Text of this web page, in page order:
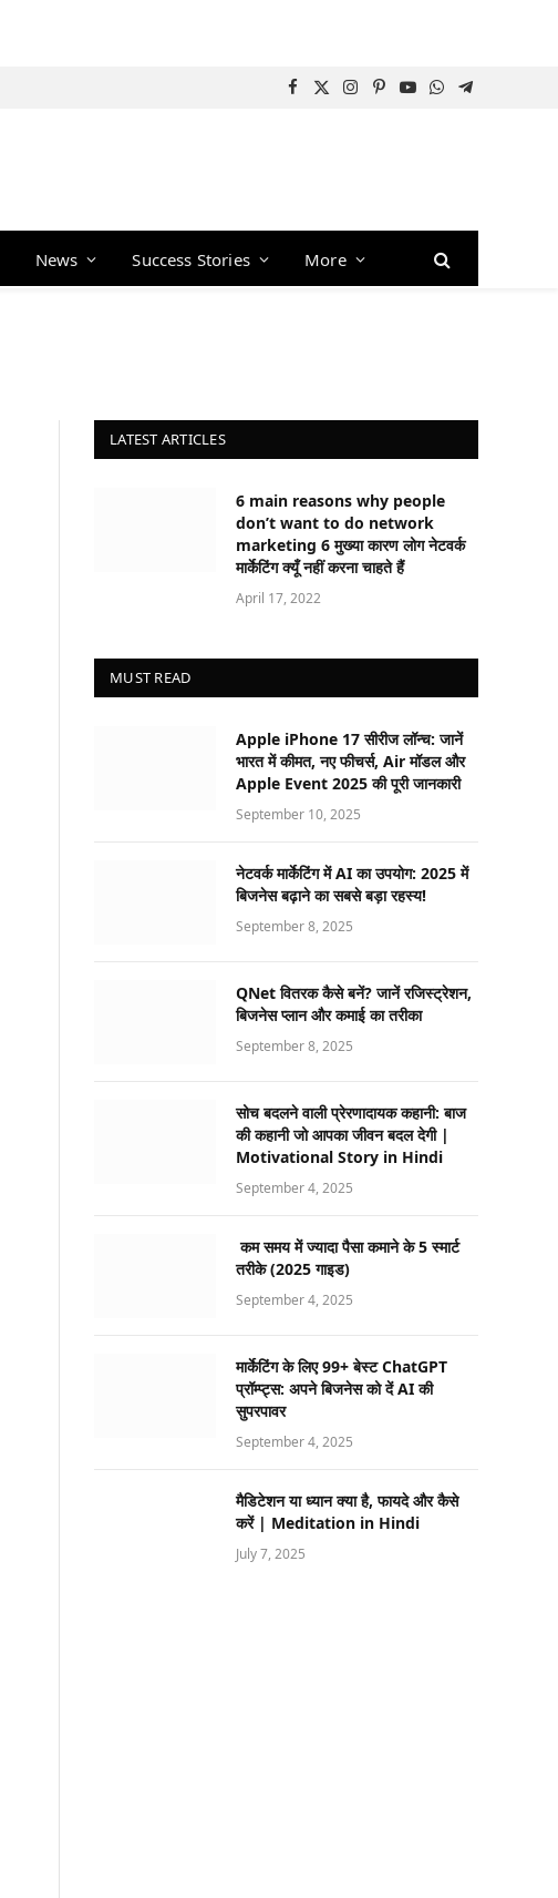
Facebook
X
Instagram
Pinterest
YouTube
WhatsApp
Telegram
News Success Stories More
LATEST ARTICLES
6 main reasons why people
don’t want to do network
marketing 6 मुख्या कारण लोग नेटवर्क
मार्केटिंग क्यूँ नहीं करना चाहते हैं
April 17, 2022
MUST READ
Apple iPhone 17 सीरीज लॉन्च: जानें
भारत में कीमत, नए फीचर्स, Air मॉडल और
Apple Event 2025 की पूरी जानकारी
September 10, 2025
नेटवर्क मार्केटिंग में AI का उपयोग: 2025 में
बिजनेस बढ़ाने का सबसे बड़ा रहस्य!
September 8, 2025
QNet वितरक कैसे बनें? जानें रजिस्ट्रेशन,
बिजनेस प्लान और कमाई का तरीका
September 8, 2025
सोच बदलने वाली प्रेरणादायक कहानी: बाज
की कहानी जो आपका जीवन बदल देगी |
Motivational Story in Hindi
September 4, 2025
कम समय में ज्यादा पैसा कमाने के 5 स्मार्ट
तरीके (2025 गाइड)
September 4, 2025
मार्केटिंग के लिए 99+ बेस्ट ChatGPT
प्रॉम्प्ट्स: अपने बिजनेस को दें AI की
सुपरपावर
September 4, 2025
मैडिटेशन या ध्यान क्या है, फायदे और कैसे
करें | Meditation in Hindi
July 7, 2025